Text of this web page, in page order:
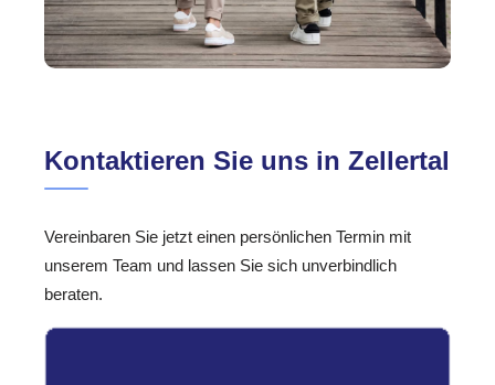
Kontaktieren Sie uns in Zellertal
Vereinbaren Sie jetzt einen persönlichen Termin mit
unserem Team und lassen Sie sich unverbindlich
beraten.